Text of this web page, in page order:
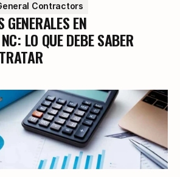
Contractors
EN
LO QUE DEBE SABER